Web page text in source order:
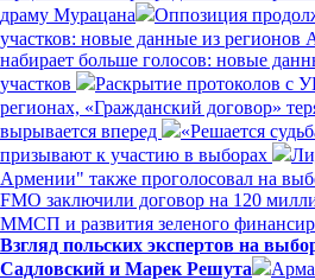
драму Мурацана
Оппозиция
участков: новые данные из регионов
набирает больше голосов: новые
участков
Раскрытие протоколов с
регионах, «Гражданский договор»
вырывается вперед
«Решается
призывают к участию в выборах
Армении" также проголосовал на
FMO заключили договор на 120
ММСП и развития зеленого
Взгляд польских экспертов на
Садловский и Марек Решута